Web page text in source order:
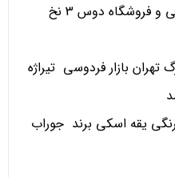
مزون و تک فروشی عمده فروشی و فروشگاه دوس 3 نخ
بازار فردوسی تیراژه
یقه اسکی برند جوراب